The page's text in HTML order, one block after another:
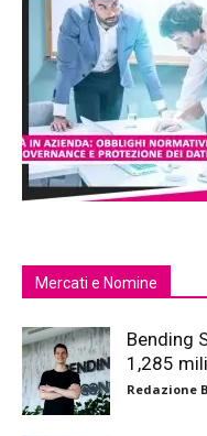
Mercati e Nomine
Bending
1,285
Redazione